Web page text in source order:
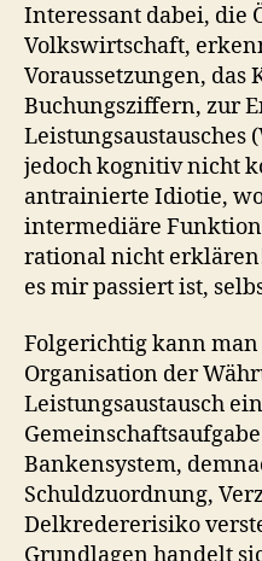
Interessant dabei, die
Volkswirtschaft,
Voraussetzungen, das
Buchungsziffern, zur
Leistungsaustausches
jedoch kognitiv nicht
antrainierte Idiotie,
intermediäre
rational nicht
es mir passiert ist,
Folgerichtig kann
Organisation der
Leistungsaustausch
Bankensystem,
Schuldzuordnung,
Delkredererisiko